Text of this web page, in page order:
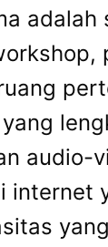
adalah
audio-
internet